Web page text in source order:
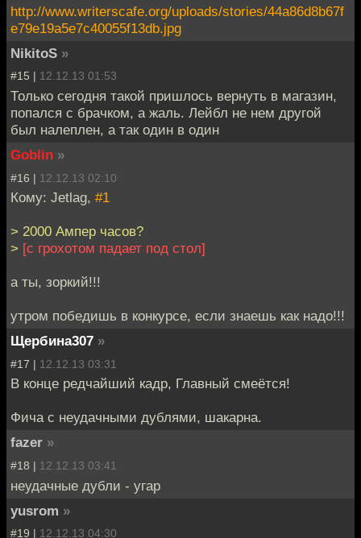
http://www.writerscafe.org/uploads/stories/44a86d8b67f
e79e19a5e7c40055f13db.jpg
NikitoS »
#15 | 12.12.13 01:53
Только сегодня такой пришлось вернуть в магазин,
попался с брачком, а жаль. Лейбл не нем другой
был налеплен, а так один в один
Goblin »
#16 | 12.12.13 02:10
Кому: Jetlag, #1
> 2000 Ампер часов?
> [с грохотом падает под стол]
а ты, зоркий!!!
утром победишь в конкурсе, если знаешь как надо!!!
Щербина307 »
#17 | 12.12.13 03:31
В конце редчайший кадр, Главный смеётся!
Фича с неудачными дублями, шакарна.
fazer »
#18 | 12.12.13 03:41
неудачные дубли - угар
yusrom »
#19 | 12.12.13 04:30